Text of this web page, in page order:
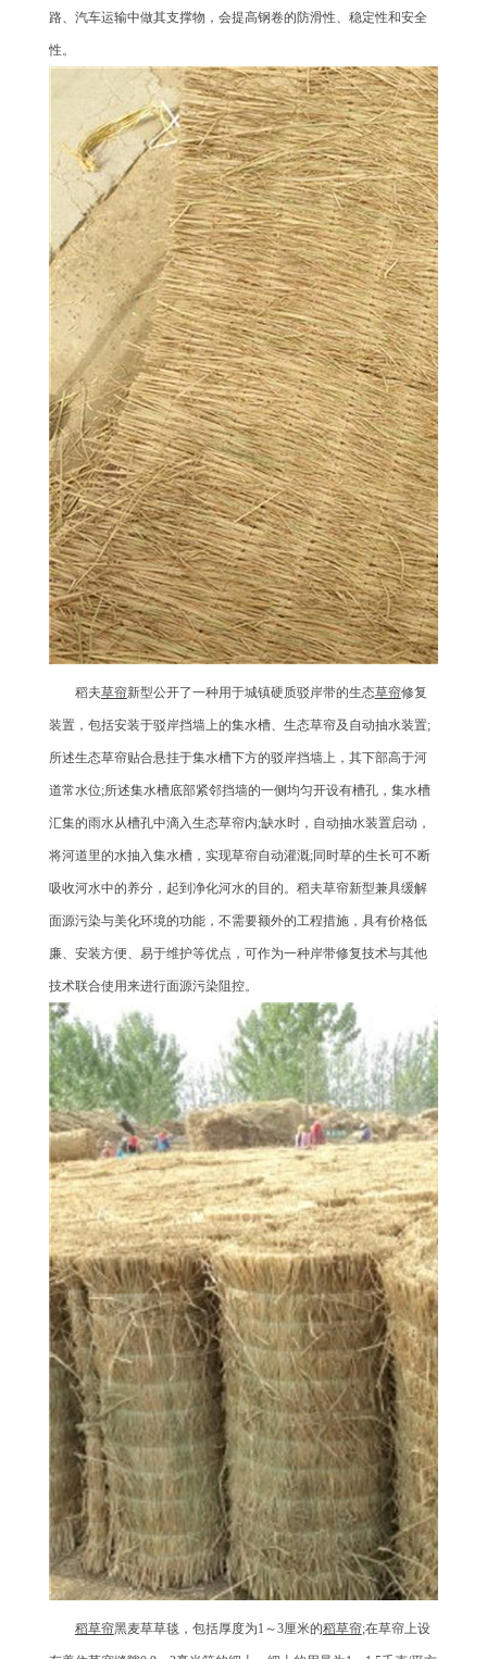
路、汽车运输中做其支撑物，会提高钢卷的防滑性、稳定性和安全
性。
稻夫草帘新型公开了一种用于城镇硬质驳岸带的生态草帘修复
装置，包括安装于驳岸挡墙上的集水槽、生态草帘及自动抽水装置;
所述生态草帘贴合悬挂于集水槽下方的驳岸挡墙上，其下部高于河
道常水位;所述集水槽底部紧邻挡墙的一侧均匀开设有槽孔，集水槽
汇集的雨水从槽孔中滴入生态草帘内;缺水时，自动抽水装置启动，
将河道里的水抽入集水槽，实现草帘自动灌溉;同时草的生长可不断
吸收河水中的养分，起到净化河水的目的。稻夫草帘新型兼具缓解
面源污染与美化环境的功能，不需要额外的工程措施，具有价格低
廉、安装方便、易于维护等优点，可作为一种岸带修复技术与其他
技术联合使用来进行面源污染阻控。
稻草帘黑麦草草毯，包括厚度为1～3厘米的稻草帘;在草帘上设